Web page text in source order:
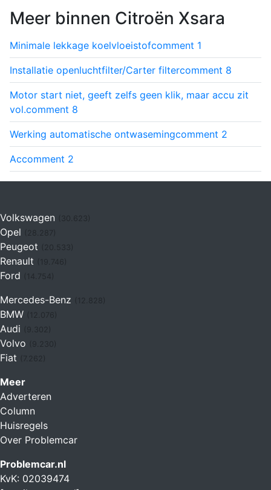
Meer binnen Citroën Xsara
Minimale lekkage koelvloeistofcomment 1
Installatie openluchtfilter/Carter filtercomment 8
Motor start niet, geeft zelfs geen klik, maar accu zit
vol.comment 8
Werking automatische ontwasemingcomment 2
Accomment 2
Volkswagen (30.623)
Opel
Peugeot
Renault (19.746)
Ford (14.754)
Mercedes-Benz
BMW (12.076)
Audi
Volvo
Fiat (7.262)
Meer
Adverteren
Column
Huisregels
Over Problemcar
Problemcar.nl
KvK: 02039474